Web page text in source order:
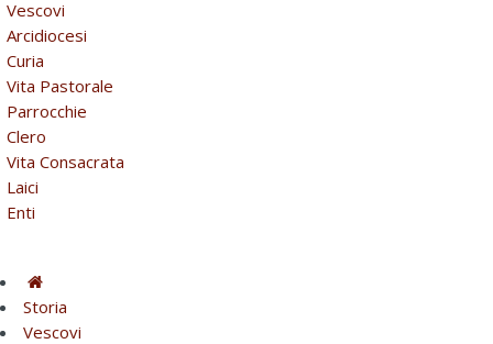
Vescovi
Arcidiocesi
Curia
Vita Pastorale
Parrocchie
Clero
Vita Consacrata
Laici
Enti
Storia
Vescovi